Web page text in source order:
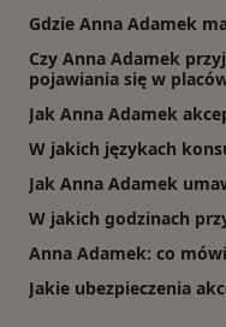
Gdzie Anna Adamek
Czy Anna Adamek
pojawiania się w
Jak Anna Adamek
W jakich językach
Jak Anna Adamek
W jakich godzinach
Anna Adamek: co
Jakie ubezpieczenia